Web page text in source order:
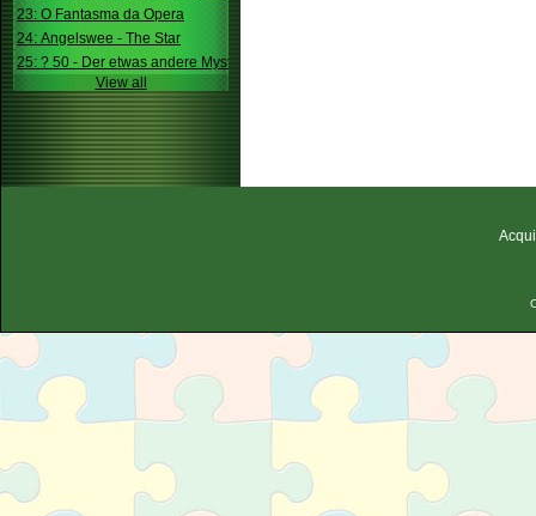
23: O Fantasma da Opera
24: Angelswee - The Star
25: ? 50 - Der etwas andere Mystery
View all